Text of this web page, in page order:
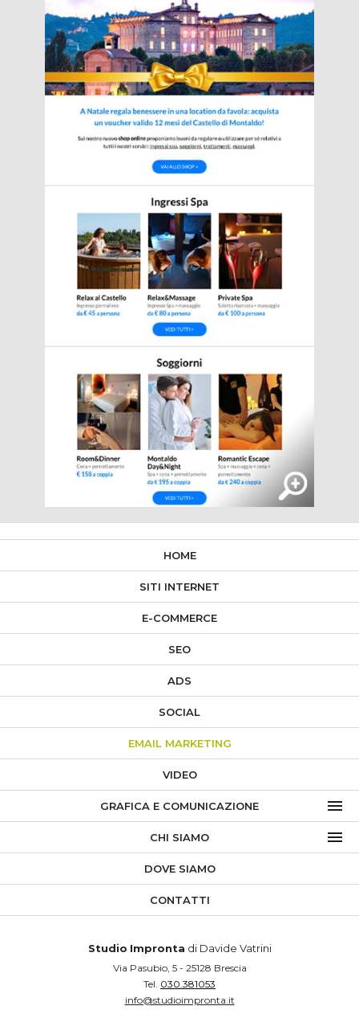
HOME
SITI INTERNET
E-COMMERCE
SEO
ADS
SOCIAL
EMAIL MARKETING
VIDEO
GRAFICA E COMUNICAZIONE
CHI SIAMO
DOVE SIAMO
CONTATTI
Studio Impronta di Davide Vatrini
Via Pasubio, 5- 25128 Brescia
Tel. 030.381053
info@studioimpronta.it